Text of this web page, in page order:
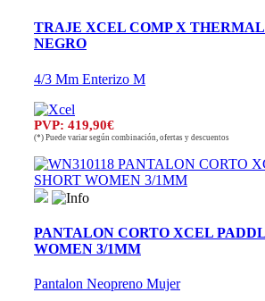
TRAJE XCEL COMP X
NEGRO
4/3 Mm Enterizo M
PVP: 419,90€
(*) Puede variar según combinación, ofertas y descuentos
PANTALON CORTO XCEL
WOMEN 3/1MM
Pantalon Neopreno Mujer